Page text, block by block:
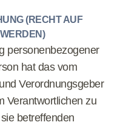
(RECHT AUF
personenbezogener
hat das vom
Verordnungsgeber
Verantwortlichen zu
betreffenden